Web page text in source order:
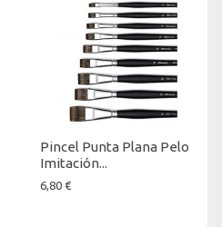
Pincel Punta Plana Pelo
Imitación...
6,80 €